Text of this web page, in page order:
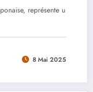
représente u
8 Mai 2025